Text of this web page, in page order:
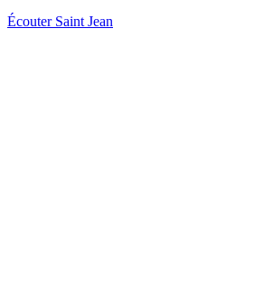
Écouter Saint Jean